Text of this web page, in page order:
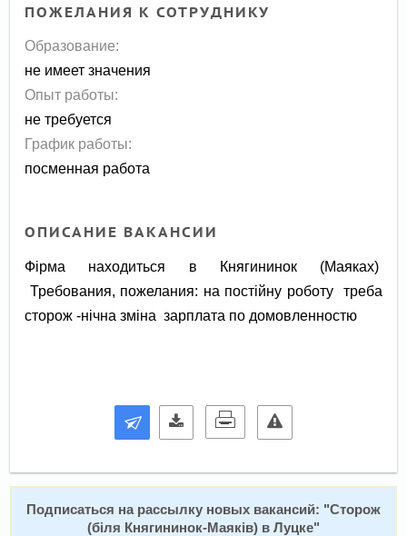
ПОЖЕЛАНИЯ К СОТРУДНИКУ
Образование:
не имеет значения
Опыт работы:
не требуется
График работы:
посменная работа
ОПИСАНИЕ ВАКАНСИИ
Фірма находиться в Княгининок (Маяках)
Требования, пожелания: на постійну роботу треба
сторож -нічна зміна зарплата по домовленностю
Подписаться на расcылку новых вакансий: "Сторож
(біля Княгининок-Маяків) в Луцке"